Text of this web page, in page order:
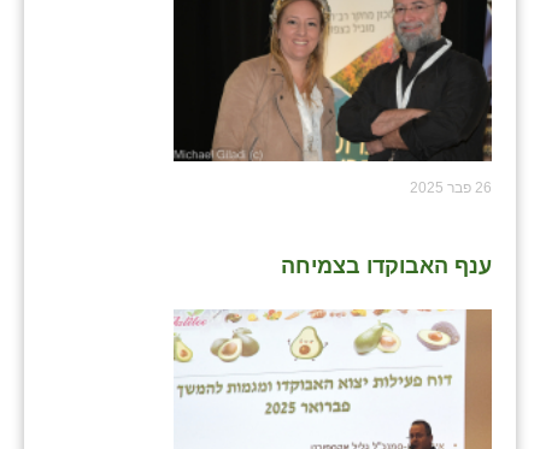
26 פבר 2025
ענף האבוקדו בצמיחה